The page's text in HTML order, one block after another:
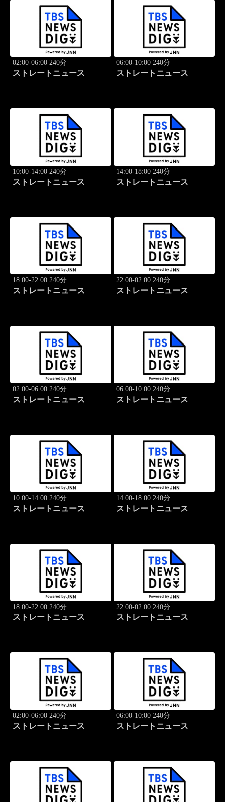
02:00-06:00 240分
ストレートニュース
06:00-10:00 240分
ストレートニュース
10:00-14:00 240分
ストレートニュース
14:00-18:00 240分
ストレートニュース
18:00-22:00 240分
ストレートニュース
22:00-02:00 240分
ストレートニュース
02:00-06:00 240分
ストレートニュース
06:00-10:00 240分
ストレートニュース
10:00-14:00 240分
ストレートニュース
14:00-18:00 240分
ストレートニュース
18:00-22:00 240分
ストレートニュース
22:00-02:00 240分
ストレートニュース
02:00-06:00 240分
ストレートニュース
06:00-10:00 240分
ストレートニュース